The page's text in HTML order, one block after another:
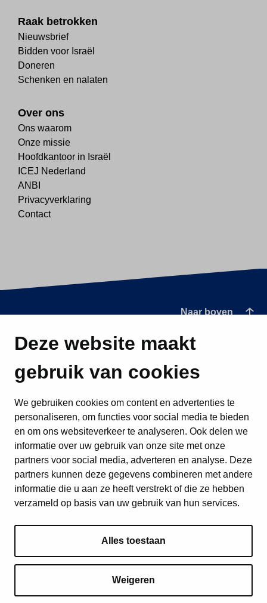
Deze website maakt
gebruik van cookies
We gebruiken cookies om content en advertenties te
personaliseren, om functies voor social media te bieden
en om ons websiteverkeer te analyseren. Ook delen we
informatie over uw gebruik van onze site met onze
partners voor social media, adverteren en analyse. Deze
partners kunnen deze gegevens combineren met andere
informatie die u aan ze heeft verstrekt of die ze hebben
verzameld op basis van uw gebruik van hun services.
Alles toestaan
Weigeren
Raak betrokken
Nieuwsbrief
Bidden voor Israël
Doneren
Schenken en nalaten
Over ons
Ons waarom
Onze missie
Hoofdkantoor in Israël
ICEJ Nederland
ANBI
Privacyverklaring
Contact
Naar boven